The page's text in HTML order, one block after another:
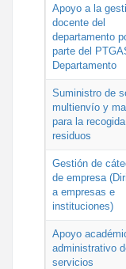
Apoyo a la
docente del
departamento
parte del
Departamento
Suministro de
multienvío y
para la
residuos
Gestión de
de empresa
a empresas e
instituciones)
Apoyo
administrativo
servicios